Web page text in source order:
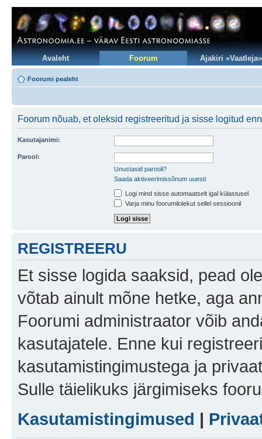
Avaleht Foorum Ajakiri «Vaatleja»
Foorumi pealeht
Foorum nõuab, et oleksid registreeritud ja sisse logitud
Kasutajanimi:
Parool:
Unustasid parooli?
Saada aktiveerimissõnum uuesti
Logi mind sisse automaatselt igal külastusel
Varja minu foorumilolekut sellel sessioonil
REGISTREERU
Et sisse logida saaksid, pead
võtab ainult mõne hetke, aga
Foorumi administraator võib
kasutajatele. Enne kui
kasutamistingimustega ja
Sulle täielikuks järgimiseks
Kasutamistingimused |